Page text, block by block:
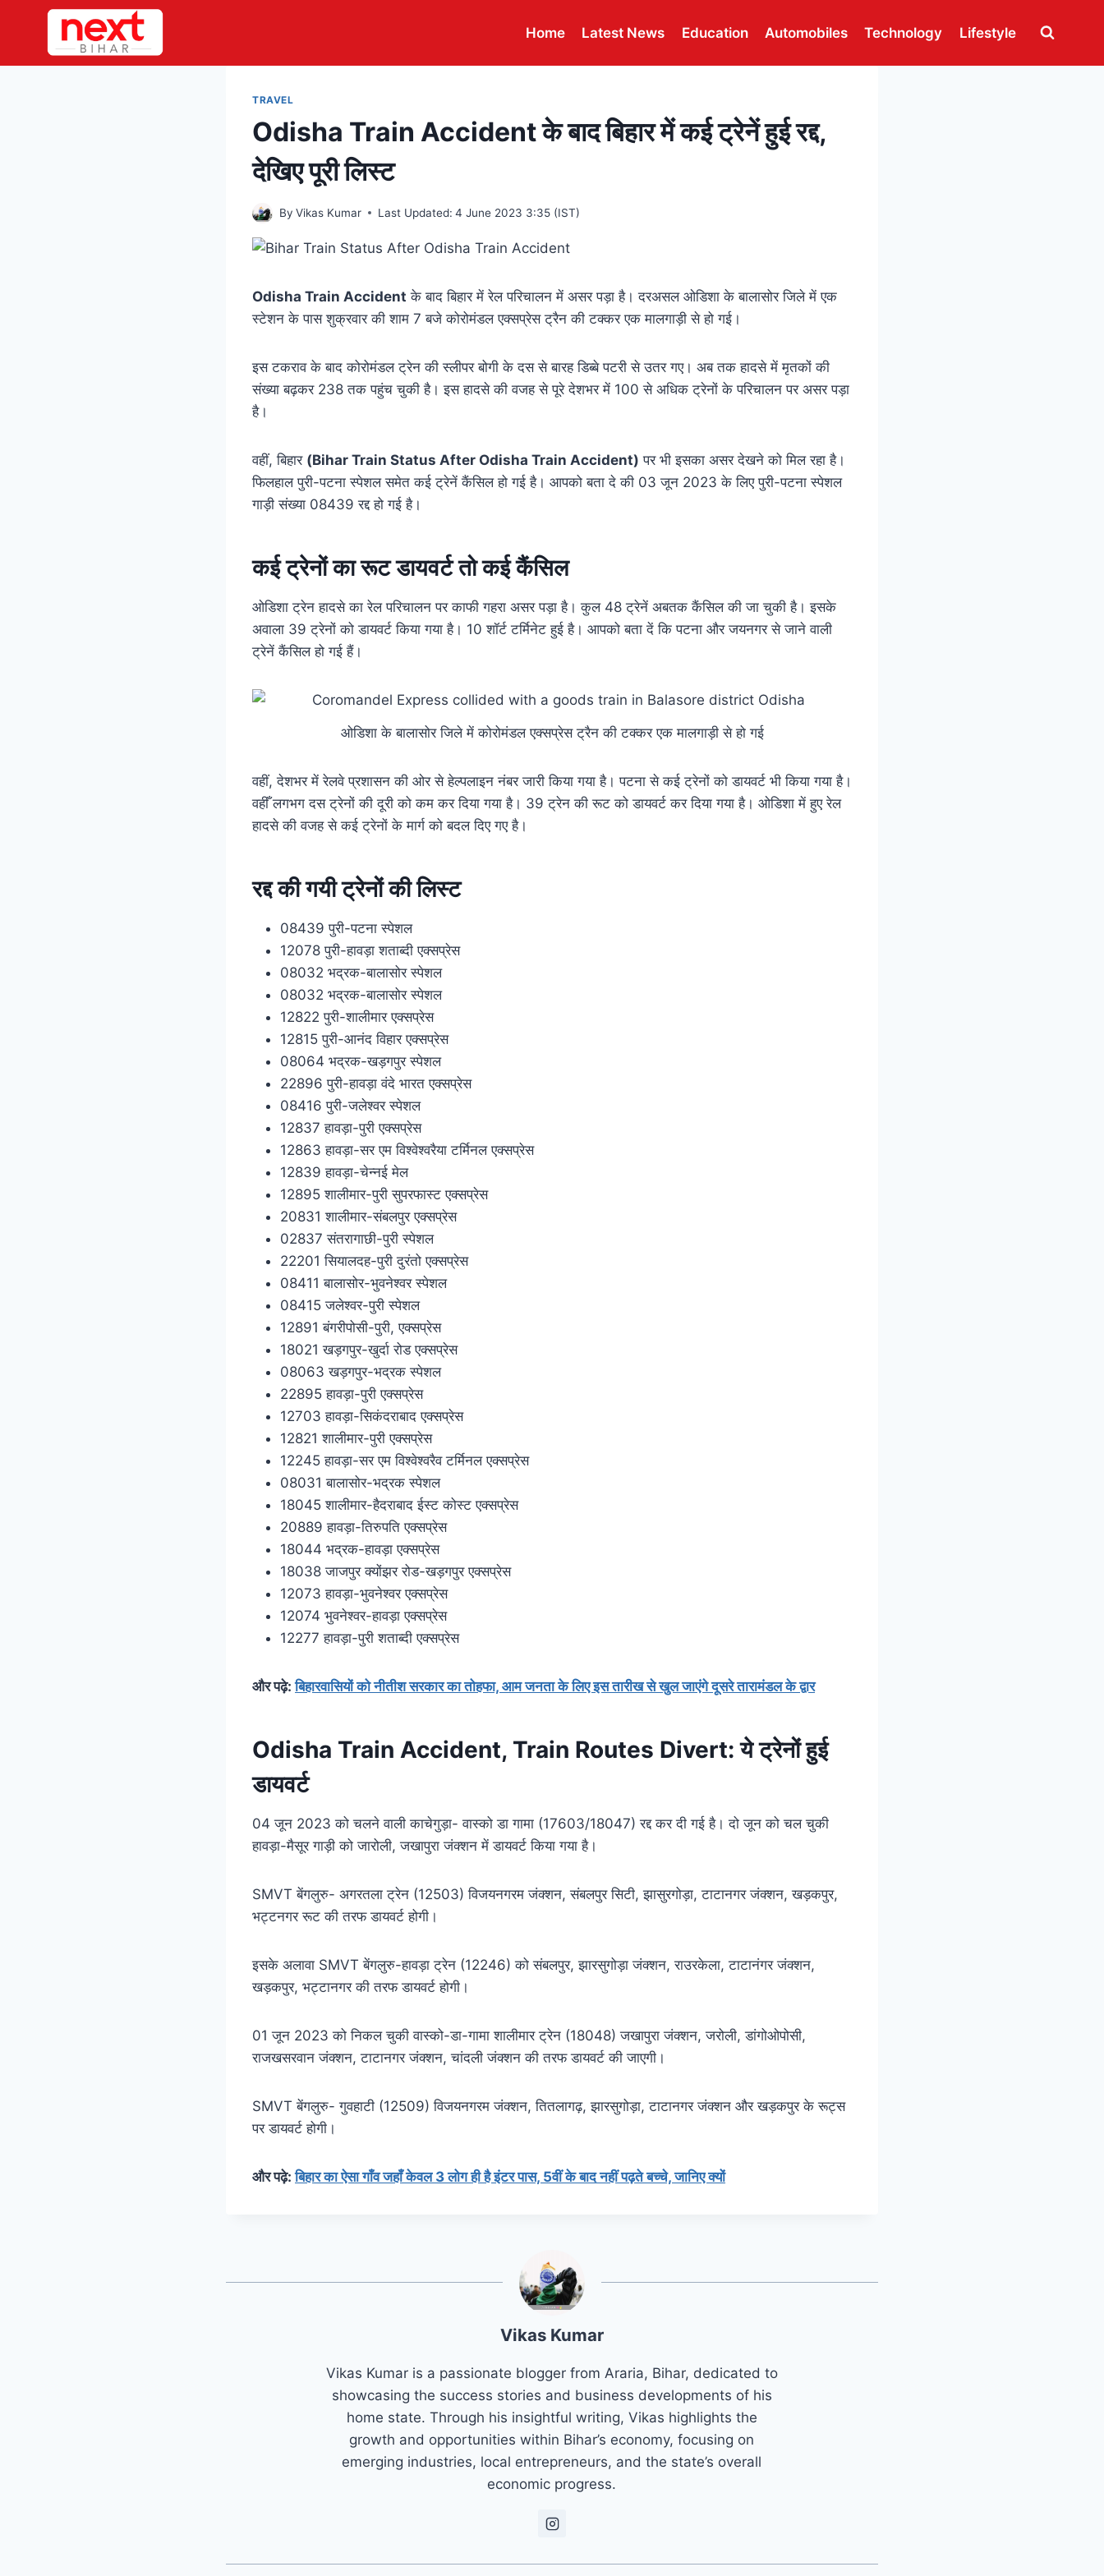
content
Home Latest News Education Automobiles Technology Lifestyle
TRAVEL
Odisha Train Accident के बाद बिहार में कई ट्रेनें हुई रद्द,
देखिए पूरी लिस्ट
By Vikas Kumar Last Updated: 4 June 2023 3:35 (IST)
Odisha Train Accident के बाद बिहार में रेल परिचालन में असर पड़ा है। दरअसल ओडिशा के बालासोर जिले में एक
स्टेशन के पास शुक्रवार की शाम 7 बजे कोरोमंडल एक्सप्रेस ट्रैन की टक्कर एक मालगाड़ी से हो गई।
इस टकराव के बाद कोरोमंडल ट्रेन की स्लीपर बोगी के दस से बारह डिब्बे पटरी से उतर गए। अब तक हादसे में मृतकों की
संख्या बढ़कर 238 तक पहुंच चुकी है। इस हादसे की वजह से पूरे देशभर में 100 से अधिक ट्रेनों के परिचालन पर असर पड़ा
है।
वहीं, बिहार (Bihar Train Status After Odisha Train Accident) पर भी इसका असर देखने को मिल रहा है।
फिलहाल पुरी-पटना स्पेशल समेत कई ट्रेनें कैंसिल हो गई है। आपको बता दे की 03 जून 2023 के लिए पुरी-पटना स्पेशल
गाड़ी संख्या 08439 रद्द हो गई है।
कई ट्रेनों का रूट डायवर्ट तो कई कैंसिल
ओडिशा ट्रेन हादसे का रेल परिचालन पर काफी गहरा असर पड़ा है। कुल 48 ट्रेनें अबतक कैंसिल की जा चुकी है। इसके
अवाला 39 ट्रेनों को डायवर्ट किया गया है। 10 शॉर्ट टर्मिनेट हुई है। आपको बता दें कि पटना और जयनगर से जाने वाली
ट्रेनें कैंसिल हो गई हैं।
ओडिशा के बालासोर जिले में कोरोमंडल एक्सप्रेस ट्रैन की टक्कर एक मालगाड़ी से हो गई
वहीं, देशभर में रेलवे प्रशासन की ओर से हेल्पलाइन नंबर जारी किया गया है। पटना से कई ट्रेनों को डायवर्ट भी किया गया है।
वहीँ लगभग दस ट्रेनों की दूरी को कम कर दिया गया है। 39 ट्रेन की रूट को डायवर्ट कर दिया गया है। ओडिशा में हुए रेल
हादसे की वजह से कई ट्रेनों के मार्ग को बदल दिए गए है।
रद्द की गयी ट्रेनों की लिस्ट
08439 पुरी-पटना स्पेशल
12078 पुरी-हावड़ा शताब्दी एक्सप्रेस
08032 भद्रक-बालासोर स्पेशल
08032 भद्रक-बालासोर स्पेशल
12822 पुरी-शालीमार एक्सप्रेस
12815 पुरी-आनंद विहार एक्सप्रेस
08064 भद्रक-खड़गपुर स्पेशल
22896 पुरी-हावड़ा वंदे भारत एक्सप्रेस
08416 पुरी-जलेश्वर स्पेशल
12837 हावड़ा-पुरी एक्सप्रेस
12863 हावड़ा-सर एम विश्वेश्वरैया टर्मिनल एक्सप्रेस
12839 हावड़ा-चेन्नई मेल
12895 शालीमार-पुरी सुपरफास्ट एक्सप्रेस
20831 शालीमार-संबलपुर एक्सप्रेस
02837 संतरागाछी-पुरी स्पेशल
22201 सियालदह-पुरी दुरंतो एक्सप्रेस
08411 बालासोर-भुवनेश्वर स्पेशल
08415 जलेश्वर-पुरी स्पेशल
12891 बंगरीपोसी-पुरी, एक्सप्रेस
18021 खड़गपुर-खुर्दा रोड एक्सप्रेस
08063 खड़गपुर-भद्रक स्पेशल
22895 हावड़ा-पुरी एक्सप्रेस
12703 हावड़ा-सिकंदराबाद एक्सप्रेस
12821 शालीमार-पुरी एक्सप्रेस
12245 हावड़ा-सर एम विश्वेश्वरैव टर्मिनल एक्सप्रेस
08031 बालासोर-भद्रक स्पेशल
18045 शालीमार-हैदराबाद ईस्ट कोस्ट एक्सप्रेस
20889 हावड़ा-तिरुपति एक्सप्रेस
18044 भद्रक-हावड़ा एक्सप्रेस
18038 जाजपुर क्योंझर रोड-खड़गपुर एक्सप्रेस
12073 हावड़ा-भुवनेश्वर एक्सप्रेस
12074 भुवनेश्वर-हावड़ा एक्सप्रेस
12277 हावड़ा-पुरी शताब्दी एक्सप्रेस
और पढ़े:बिहारवासियों को नीतीश सरकार का तोहफा, आम जनता के लिए इस तारीख से खुल जाएंगे दूसरे तारामंडल के द्वार
Odisha Train Accident, Train Routes Divert: ये ट्रेनों हुई
डायवर्ट
04 जून 2023 को चलने वाली काचेगुड़ा- वास्को डा गामा (17603/18047) रद्द कर दी गई है। दो जून को चल चुकी
हावड़ा-मैसूर गाड़ी को जारोली, जखापुरा जंक्शन में डायवर्ट किया गया है।
SMVT बेंगलुरु- अगरतला ट्रेन (12503) विजयनगरम जंक्शन, संबलपुर सिटी, झासुरगोड़ा, टाटानगर जंक्शन, खड़कपुर,
भट्टनगर रूट की तरफ डायवर्ट होगी।
इसके अलावा SMVT बेंगलुरु-हावड़ा ट्रेन (12246) को संबलपुर, झारसुगोड़ा जंक्शन, राउरकेला, टाटानंगर जंक्शन,
खड़कपुर, भट्टानगर की तरफ डायवर्ट होगी।
01 जून 2023 को निकल चुकी वास्को-डा-गामा शालीमार ट्रेन (18048) जखापुरा जंक्शन, जरोली, डांगोओपोसी,
राजखसरवान जंक्शन, टाटानगर जंक्शन, चांदली जंक्शन की तरफ डायवर्ट की जाएगी।
SMVT बेंगलुरु- गुवहाटी (12509) विजयनगरम जंक्शन, तितलागढ़, झारसुगोड़ा, टाटानगर जंक्शन और खड़कपुर के रूट्स
पर डायवर्ट होगी।
और पढ़े:बिहार का ऐसा गाँव जहाँ केवल 3 लोग ही है इंटर पास, 5वीं के बाद नहीं पढ़ते बच्चे, जानिए क्यों
Vikas Kumar
Vikas Kumar is a passionate blogger from Araria, Bihar, dedicated to
showcasing the success stories and business developments of his
home state. Through his insightful writing, Vikas highlights the
growth and opportunities within Bihar’s economy, focusing on
emerging industries, local entrepreneurs, and the state’s overall
economic progress.